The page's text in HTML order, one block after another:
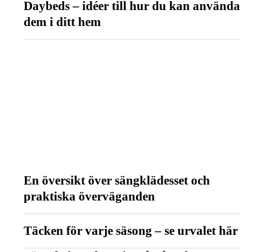
Daybeds – idéer till hur du kan använda
dem i ditt hem
En översikt över sängklädesset och
praktiska överväganden
Täcken för varje säsong – se urvalet här